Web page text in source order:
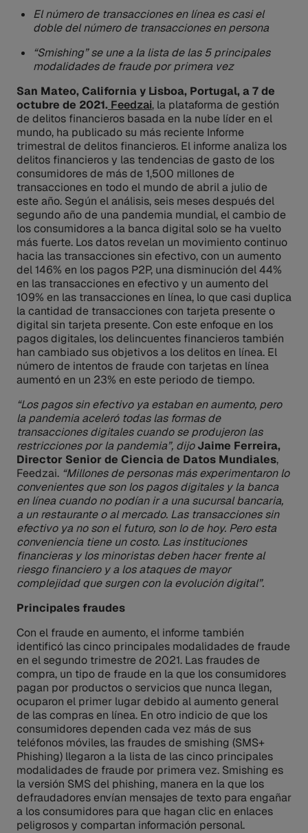
El número de transacciones en línea es casi el
doble del número de transacciones en persona
“Smishing” se une a la lista de las 5 principales
modalidades de fraude por primera vez
San Mateo, California y Lisboa, Portugal, a 7 de
octubre de 2021. Feedzai, la plataforma de gestión
de delitos financieros basada en la nube líder en el
mundo, ha publicado su más reciente Informe
trimestral de delitos financieros. El informe analiza los
delitos financieros y las tendencias de gasto de los
consumidores de más de 1,500 millones de
transacciones en todo el mundo de abril a julio de
este año. Según el análisis, seis meses después del
segundo año de una pandemia mundial, el cambio de
los consumidores a la banca digital solo se ha vuelto
más fuerte. Los datos revelan un movimiento continuo
hacia las transacciones sin efectivo, con un aumento
del 146% en los pagos P2P, una disminución del 44%
en las transacciones en efectivo y un aumento del
109% en las transacciones en línea, lo que casi duplica
la cantidad de transacciones con tarjeta presente o
digital sin tarjeta presente. Con este enfoque en los
pagos digitales, los delincuentes financieros también
han cambiado sus objetivos a los delitos en línea. El
número de intentos de fraude con tarjetas en línea
aumentó en un 23% en este periodo de tiempo.
“Los pagos sin efectivo ya estaban en aumento, pero
la pandemia aceleró todas las formas de
transacciones digitales cuando se produjeron las
restricciones por la pandemia”, dijoJaime Ferreira,
Director Senior de Ciencia de Datos Mundiales,
Feedzai. “Millones de personas más experimentaron lo
convenientes que son los pagos digitales y la banca
en línea cuando no podían ir a una sucursal bancaria,
a un restaurante o al mercado. Las transacciones sin
efectivo ya no son el futuro, son lo de hoy. Pero esta
conveniencia tiene un costo. Las instituciones
financieras y los minoristas deben hacer frente al
riesgo financiero y a los ataques de mayor
complejidad que surgen con la evolución digital”.
Principales fraudes
Con el fraude en aumento, el informe también
identificó las cinco principales modalidades de fraude
en el segundo trimestre de 2021. Las fraudes de
compra, un tipo de fraude en la que los consumidores
pagan por productos o servicios que nunca llegan,
ocuparon el primer lugar debido al aumento general
de las compras en línea. En otro indicio de que los
consumidores dependen cada vez más de sus
teléfonos móviles, las fraudes de smishing (SMS+
Phishing) llegaron a la lista de las cinco principales
modalidades de fraude por primera vez. Smishing es
la versión SMS del phishing, manera en la que los
defraudadores envían mensajes de texto para engañar
a los consumidores para que hagan clic en enlaces
peligrosos y compartan información personal.